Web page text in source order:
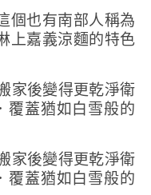
個也有南部人稱為
上嘉義涼麵的特色